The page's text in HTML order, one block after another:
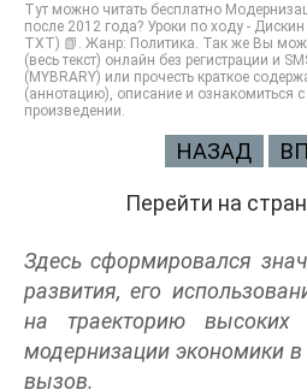
Тут можно читать бесплатно
после 2012 года? Уроки по ходу -
TXT) 📗. Жанр: Политика. Так же Вы
(весь текст) онлайн без регистрации и
(MYBRARY) или прочесть краткое
(аннотацию), описание и ознакомиться
произведении.
НАЗАД
Перейти на
Здесь сформировался
развития, его
на траекторию высоких
модернизации экономики
вызов.